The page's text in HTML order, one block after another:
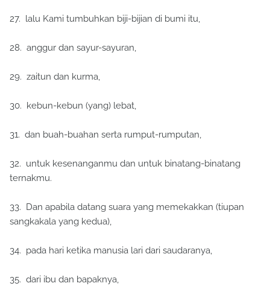
27. lalu Kami tumbuhkan biji-bijian di bumi itu,
28. anggur dan sayur-sayuran,
29. zaitun dan kurma,
30. kebun-kebun (yang) lebat,
31. dan buah-buahan serta rumput-rumputan,
32. untuk kesenanganmu dan untuk binatang-binatang
ternakmu.
33. Dan apabila datang suara yang memekakkan (tiupan
sangkakala yang kedua),
34. pada hari ketika manusia lari dari saudaranya,
35. dari ibu dan bapaknya,